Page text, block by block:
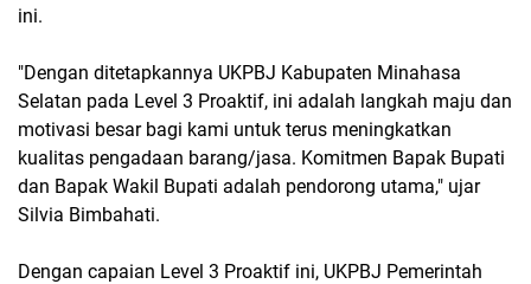
ini.
"Dengan ditetapkannya UKPBJ Kabupaten Minahasa
Selatan pada Level 3 Proaktif, ini adalah langkah maju dan
motivasi besar bagi kami untuk terus meningkatkan
kualitas pengadaan barang/jasa. Komitmen Bapak Bupati
dan Bapak Wakil Bupati adalah pendorong utama," ujar
Silvia Bimbahati.
Dengan capaian Level 3 Proaktif ini, UKPBJ Pemerintah